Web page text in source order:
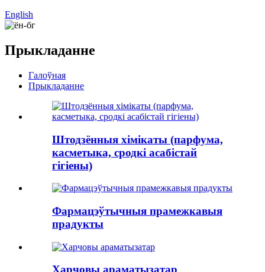
English
Прыкладанне
Галоўная
Прыкладанне
Штодзённыя хімікаты (парфума,
касметыка, сродкі асабістай
гігіены)
Фармацэўтычныя прамежкавыя
прадукты